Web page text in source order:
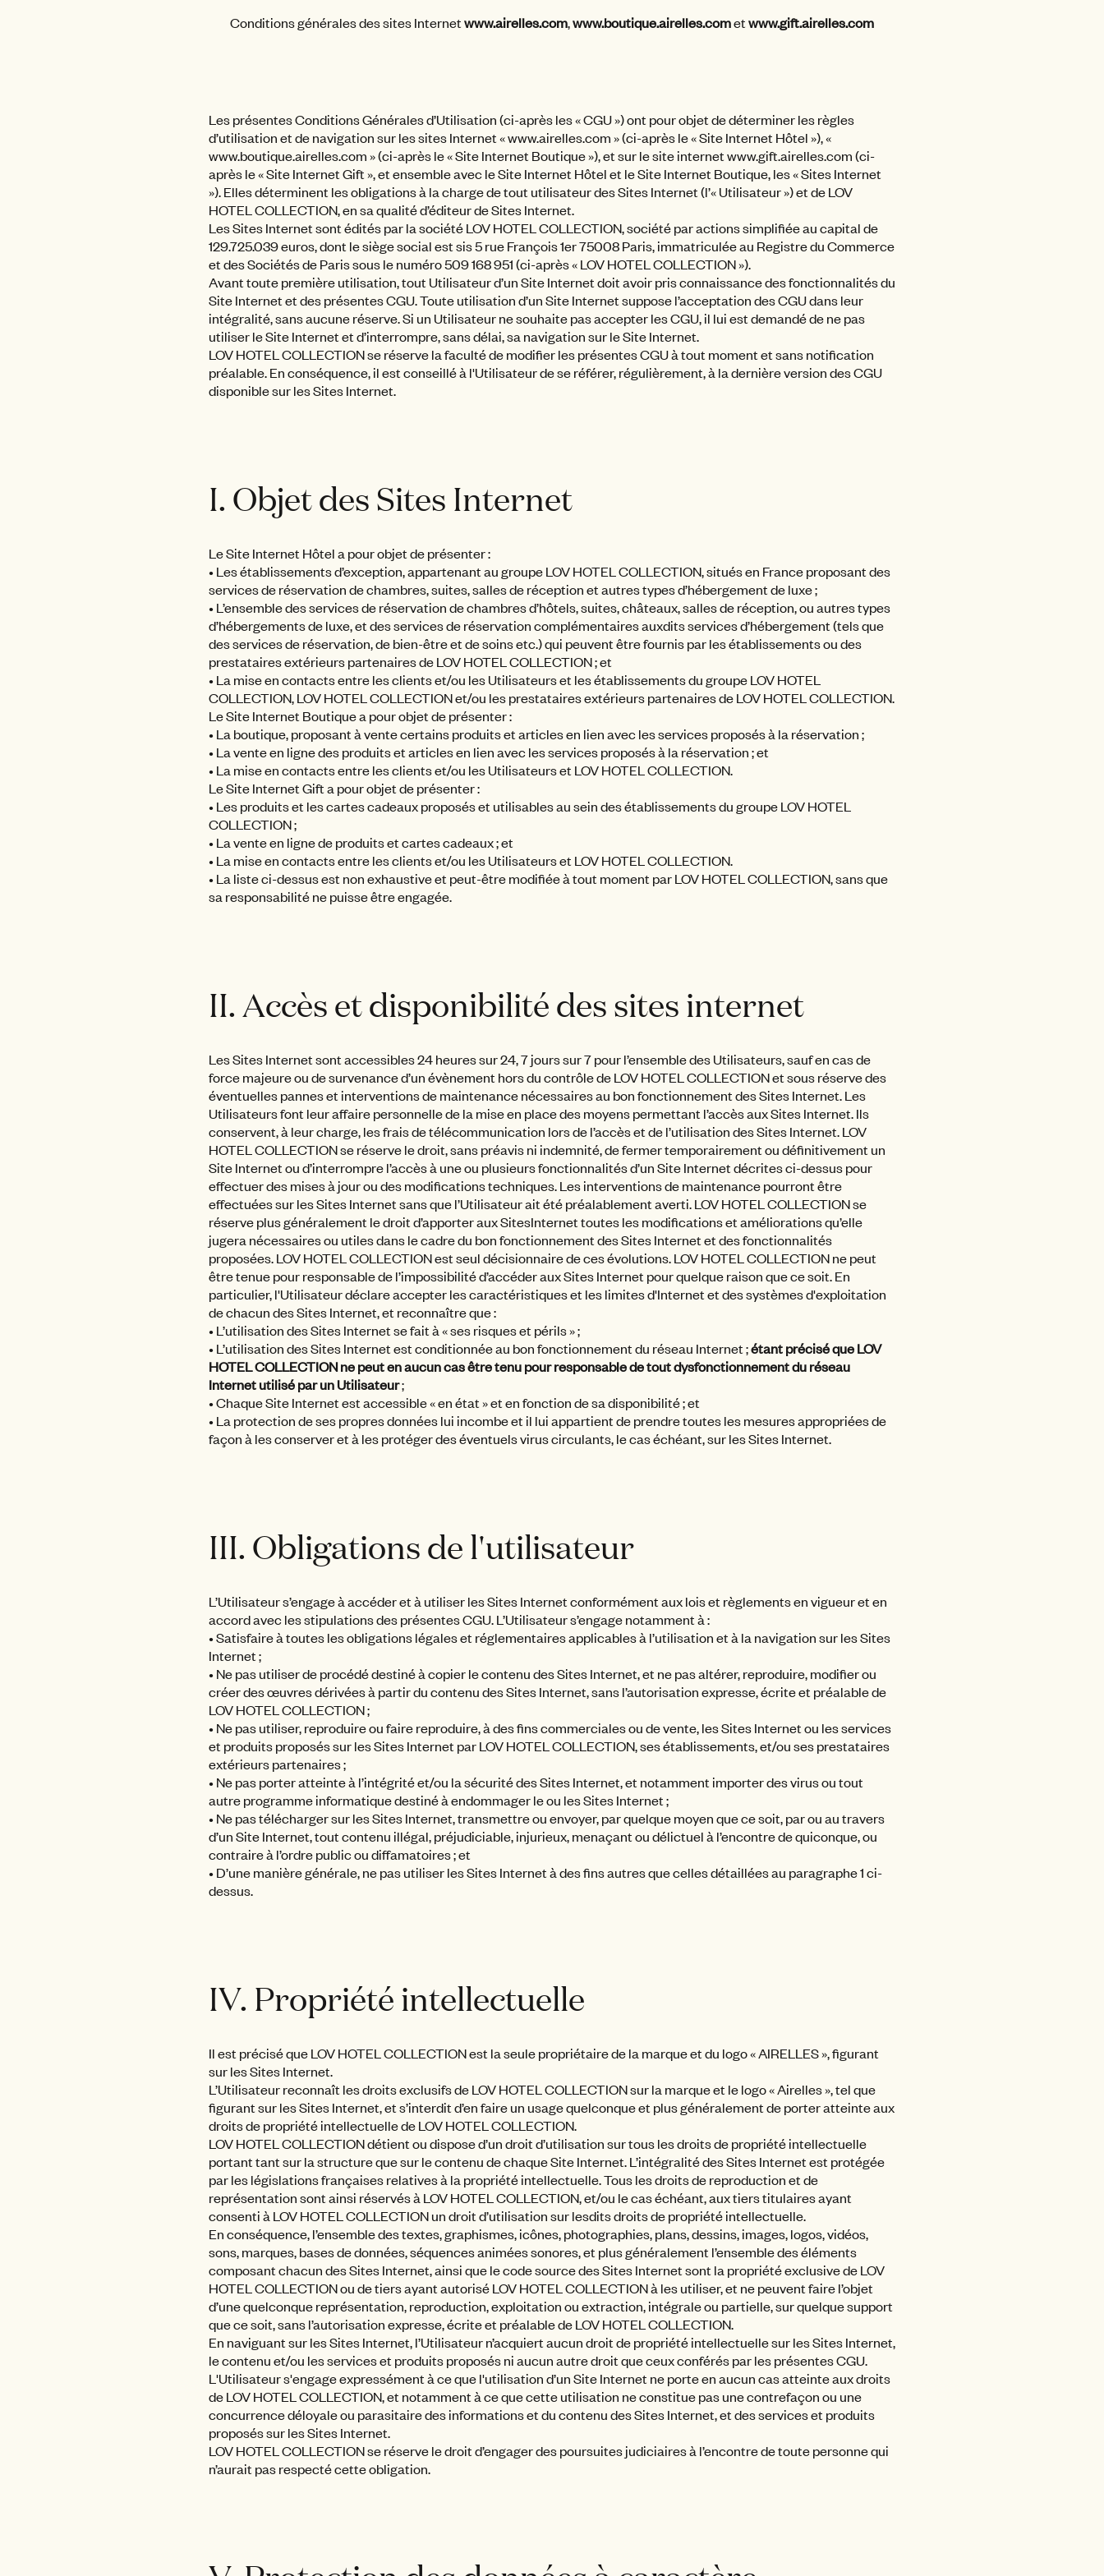
Conditions générales des sites Internetwww.airelles.com,www.boutique.airelles.cometwww.gift.airelles.com
Les présentes Conditions Générales d’Utilisation (ci-après les « CGU ») ont pour objet de déterminer les règles
d’utilisation et de navigation sur les sites Internet « www.airelles.com » (ci-après le « Site Internet Hôtel »), «
www.boutique.airelles.com » (ci-après le « Site Internet Boutique »), et sur le site internet www.gift.airelles.com (ci-
après le « Site Internet Gift », et ensemble avec le Site Internet Hôtel et le Site Internet Boutique, les « Sites Internet
»). Elles déterminent les obligations à la charge de tout utilisateur des Sites Internet (l’« Utilisateur ») et de LOV
HOTEL COLLECTION, en sa qualité d’éditeur de Sites Internet.
Les Sites Internet sont édités par la société LOV HOTEL COLLECTION, société par actions simplifiée au capital de
129.725.039 euros, dont le siège social est sis 5 rue François 1er 75008 Paris, immatriculée au Registre du Commerce
et des Sociétés de Paris sous le numéro 509 168 951 (ci-après « LOV HOTEL COLLECTION »).
Avant toute première utilisation, tout Utilisateur d’un Site Internet doit avoir pris connaissance des fonctionnalités du
Site Internet et des présentes CGU. Toute utilisation d’un Site Internet suppose l’acceptation des CGU dans leur
intégralité, sans aucune réserve. Si un Utilisateur ne souhaite pas accepter les CGU, il lui est demandé de ne pas
utiliser le Site Internet et d’interrompre, sans délai, sa navigation sur le Site Internet.
LOV HOTEL COLLECTION se réserve la faculté de modifier les présentes CGU à tout moment et sans notification
préalable. En conséquence, il est conseillé à l'Utilisateur de se référer, régulièrement, à la dernière version des CGU
disponible sur les Sites Internet.
I. Objet des Sites Internet
Le Site Internet Hôtel a pour objet de présenter :
• Les établissements d’exception, appartenant au groupe LOV HOTEL COLLECTION, situés en France proposant des
services de réservation de chambres, suites, salles de réception et autres types d’hébergement de luxe ;
• L’ensemble des services de réservation de chambres d’hôtels, suites, châteaux, salles de réception, ou autres types
d’hébergements de luxe, et des services de réservation complémentaires auxdits services d’hébergement (tels que
des services de réservation, de bien-être et de soins etc.) qui peuvent être fournis par les établissements ou des
prestataires extérieurs partenaires de LOV HOTEL COLLECTION ; et
• La mise en contacts entre les clients et/ou les Utilisateurs et les établissements du groupe LOV HOTEL
COLLECTION, LOV HOTEL COLLECTION et/ou les prestataires extérieurs partenaires de LOV HOTEL COLLECTION.
Le Site Internet Boutique a pour objet de présenter :
• La boutique, proposant à vente certains produits et articles en lien avec les services proposés à la réservation ;
• La vente en ligne des produits et articles en lien avec les services proposés à la réservation ; et
• La mise en contacts entre les clients et/ou les Utilisateurs et LOV HOTEL COLLECTION.
Le Site Internet Gift a pour objet de présenter :
• Les produits et les cartes cadeaux proposés et utilisables au sein des établissements du groupe LOV HOTEL
COLLECTION ;
• La vente en ligne de produits et cartes cadeaux ; et
• La mise en contacts entre les clients et/ou les Utilisateurs et LOV HOTEL COLLECTION.
• La liste ci-dessus est non exhaustive et peut-être modifiée à tout moment par LOV HOTEL COLLECTION, sans que
sa responsabilité ne puisse être engagée.
II. Accès et disponibilité des sites internet
Les Sites Internet sont accessibles 24 heures sur 24, 7 jours sur 7 pour l’ensemble des Utilisateurs, sauf en cas de
force majeure ou de survenance d’un évènement hors du contrôle de LOV HOTEL COLLECTION et sous réserve des
éventuelles pannes et interventions de maintenance nécessaires au bon fonctionnement des Sites Internet. Les
Utilisateurs font leur affaire personnelle de la mise en place des moyens permettant l’accès aux Sites Internet. Ils
conservent, à leur charge, les frais de télécommunication lors de l’accès et de l’utilisation des Sites Internet. LOV
HOTEL COLLECTION se réserve le droit, sans préavis ni indemnité, de fermer temporairement ou définitivement un
Site Internet ou d’interrompre l’accès à une ou plusieurs fonctionnalités d’un Site Internet décrites ci-dessus pour
effectuer des mises à jour ou des modifications techniques. Les interventions de maintenance pourront être
effectuées sur les Sites Internet sans que l’Utilisateur ait été préalablement averti. LOV HOTEL COLLECTION se
réserve plus généralement le droit d’apporter aux SitesInternet toutes les modifications et améliorations qu’elle
jugera nécessaires ou utiles dans le cadre du bon fonctionnement des Sites Internet et des fonctionnalités
proposées. LOV HOTEL COLLECTION est seul décisionnaire de ces évolutions. LOV HOTEL COLLECTION ne peut
être tenue pour responsable de l’impossibilité d’accéder aux Sites Internet pour quelque raison que ce soit. En
particulier, l'Utilisateur déclare accepter les caractéristiques et les limites d'Internet et des systèmes d'exploitation
de chacun des Sites Internet, et reconnaître que :
• L’utilisation des Sites Internet se fait à « ses risques et périls » ;
• L’utilisation des Sites Internet est conditionnée au bon fonctionnement du réseau Internet ;étant précisé que LOV
HOTEL COLLECTION ne peut en aucun cas être tenu pour responsable de tout dysfonctionnement du réseau
Internet utilisé par un Utilisateur;
• Chaque Site Internet est accessible « en état » et en fonction de sa disponibilité ; et
• La protection de ses propres données lui incombe et il lui appartient de prendre toutes les mesures appropriées de
façon à les conserver et à les protéger des éventuels virus circulants, le cas échéant, sur les Sites Internet.
III. Obligations de l'utilisateur
L’Utilisateur s’engage à accéder et à utiliser les Sites Internet conformément aux lois et règlements en vigueur et en
accord avec les stipulations des présentes CGU. L’Utilisateur s’engage notamment à :
• Satisfaire à toutes les obligations légales et réglementaires applicables à l’utilisation et à la navigation sur les Sites
Internet ;
• Ne pas utiliser de procédé destiné à copier le contenu des Sites Internet, et ne pas altérer, reproduire, modifier ou
créer des œuvres dérivées à partir du contenu des Sites Internet, sans l’autorisation expresse, écrite et préalable de
LOV HOTEL COLLECTION ;
• Ne pas utiliser, reproduire ou faire reproduire, à des fins commerciales ou de vente, les Sites Internet ou les services
et produits proposés sur les Sites Internet par LOV HOTEL COLLECTION, ses établissements, et/ou ses prestataires
extérieurs partenaires ;
• Ne pas porter atteinte à l’intégrité et/ou la sécurité des Sites Internet, et notamment importer des virus ou tout
autre programme informatique destiné à endommager le ou les Sites Internet ;
• Ne pas télécharger sur les Sites Internet, transmettre ou envoyer, par quelque moyen que ce soit, par ou au travers
d’un Site Internet, tout contenu illégal, préjudiciable, injurieux, menaçant ou délictuel à l’encontre de quiconque, ou
contraire à l’ordre public ou diffamatoires ; et
• D’une manière générale, ne pas utiliser les Sites Internet à des fins autres que celles détaillées au paragraphe 1 ci-
dessus.
IV. Propriété intellectuelle
Il est précisé que LOV HOTEL COLLECTION est la seule propriétaire de la marque et du logo « AIRELLES », figurant
sur les Sites Internet.
L’Utilisateur reconnaît les droits exclusifs de LOV HOTEL COLLECTION sur la marque et le logo « Airelles », tel que
figurant sur les Sites Internet, et s’interdit d’en faire un usage quelconque et plus généralement de porter atteinte aux
droits de propriété intellectuelle de LOV HOTEL COLLECTION.
LOV HOTEL COLLECTION détient ou dispose d’un droit d’utilisation sur tous les droits de propriété intellectuelle
portant tant sur la structure que sur le contenu de chaque Site Internet. L’intégralité des Sites Internet est protégée
par les législations françaises relatives à la propriété intellectuelle. Tous les droits de reproduction et de
représentation sont ainsi réservés à LOV HOTEL COLLECTION, et/ou le cas échéant, aux tiers titulaires ayant
consenti à LOV HOTEL COLLECTION un droit d’utilisation sur lesdits droits de propriété intellectuelle.
En conséquence, l’ensemble des textes, graphismes, icônes, photographies, plans, dessins, images, logos, vidéos,
sons, marques, bases de données, séquences animées sonores, et plus généralement l’ensemble des éléments
composant chacun des Sites Internet, ainsi que le code source des Sites Internet sont la propriété exclusive de LOV
HOTEL COLLECTION ou de tiers ayant autorisé LOV HOTEL COLLECTION à les utiliser, et ne peuvent faire l’objet
d’une quelconque représentation, reproduction, exploitation ou extraction, intégrale ou partielle, sur quelque support
que ce soit, sans l’autorisation expresse, écrite et préalable de LOV HOTEL COLLECTION.
En naviguant sur les Sites Internet, l’Utilisateur n’acquiert aucun droit de propriété intellectuelle sur les Sites Internet,
le contenu et/ou les services et produits proposés ni aucun autre droit que ceux conférés par les présentes CGU.
L'Utilisateur s'engage expressément à ce que l'utilisation d’un Site Internet ne porte en aucun cas atteinte aux droits
de LOV HOTEL COLLECTION, et notamment à ce que cette utilisation ne constitue pas une contrefaçon ou une
concurrence déloyale ou parasitaire des informations et du contenu des Sites Internet, et des services et produits
proposés sur les Sites Internet.
LOV HOTEL COLLECTION se réserve le droit d’engager des poursuites judiciaires à l’encontre de toute personne qui
n’aurait pas respecté cette obligation.